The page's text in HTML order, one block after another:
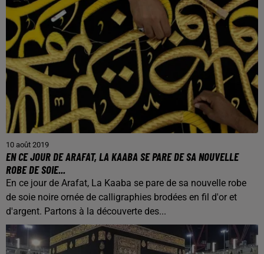
10 août 2019
EN CE JOUR DE ARAFAT, LA KAABA SE PARE DE SA NOUVELLE
ROBE DE SOIE...
En ce jour de Arafat, La Kaaba se pare de sa nouvelle robe
de soie noire ornée de calligraphies brodées en fil d'or et
d'argent. Partons à la découverte des...